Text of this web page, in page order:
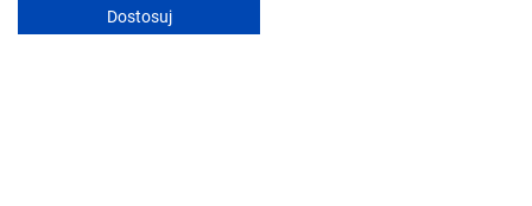
Agroturystyka u Krystyny
Dostosuj